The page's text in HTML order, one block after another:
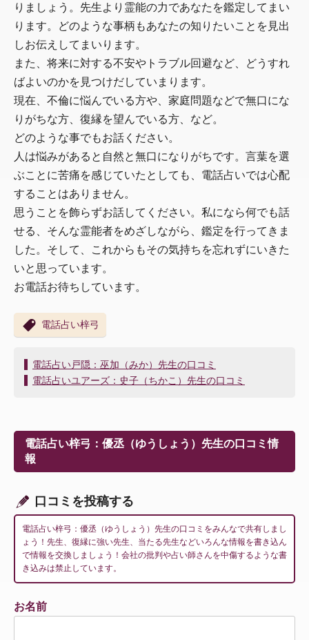
りましょう。先生より霊能の力であなたを鑑定してまい
ります。どのような事柄もあなたの知りたいことを見出
しお伝えしてまいります。
また、将来に対する不安やトラブル回避など、どうすれ
ばよいのかを見つけだしていまります。
現在、不倫に悩んでいる方や、家庭問題などで無口にな
りがちな方、復縁を望んでいる方、など。
どのような事でもお話ください。
人は悩みがあると自然と無口になりがちです。言葉を選
ぶことに苦痛を感じていたとしても、電話占いでは心配
することはありません。
思うことを飾らずお話してください。私になら何でも話
せる、そんな霊能者をめざしながら、鑑定を行ってきま
した。そして、これからもその気持ちを忘れずにいきた
いと思っています。
お電話お待ちしています。
電話占い梓弓
投
稿
ー
シ
ョ
電話占い戸隠：巫加（みか）先生の口コミ
電話占いユアーズ：史子（ちかこ）先生の口コミ
電話占い梓弓：優丞（ゆうしょう）先生の口コミ情
報
口コミを投稿する
電話占い梓弓：優丞（ゆうしょう）先生の口コミをみんなで共有しまし
ょう！先生、復縁に強い先生、当たる先生などいろんな情報を書き込ん
で情報を交換しましょう！会社の批判や占い師さんを中傷するような書
き込みは禁止しています。
お名前